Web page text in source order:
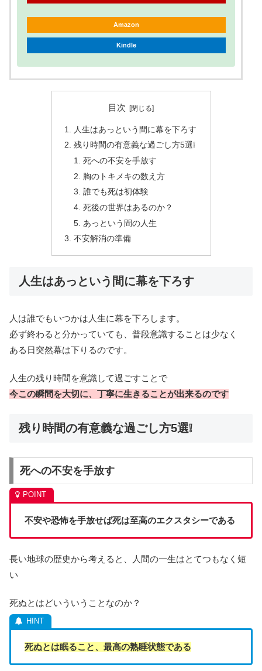
Amazon
Kindle
目次
人生はあっという間に幕を下ろす
残り時間の有意義な過ごし方5選❕
死への不安を手放す
胸のトキメキの数え方
誰でも死は初体験
死後の世界はあるのか？
あっという間の人生
不安解消の準備
人生はあっという間に幕を下ろす
人は誰でもいつかは人生に幕を下ろします。
必ず終わると分かっていても、普段意識することは少なく
ある日突然幕は下りるのです。
人生の残り時間を意識して過ごすことで
今この瞬間を大切に、丁寧に生きることが出来るのです
残り時間の有意義な過ごし方5選❕
死への不安を手放す
不安や恐怖を手放せば死は至高のエクスタシーである
長い地球の歴史から考えると、人間の一生はとてつもなく短
い
死ぬとはどいういうことなのか？
死ぬとは眠ること、最高の熟睡状態である